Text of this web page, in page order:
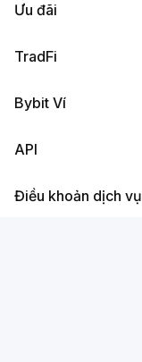
Ưu đãi
TradFi
Bybit Ví
API
Điều khoản dịch vụ